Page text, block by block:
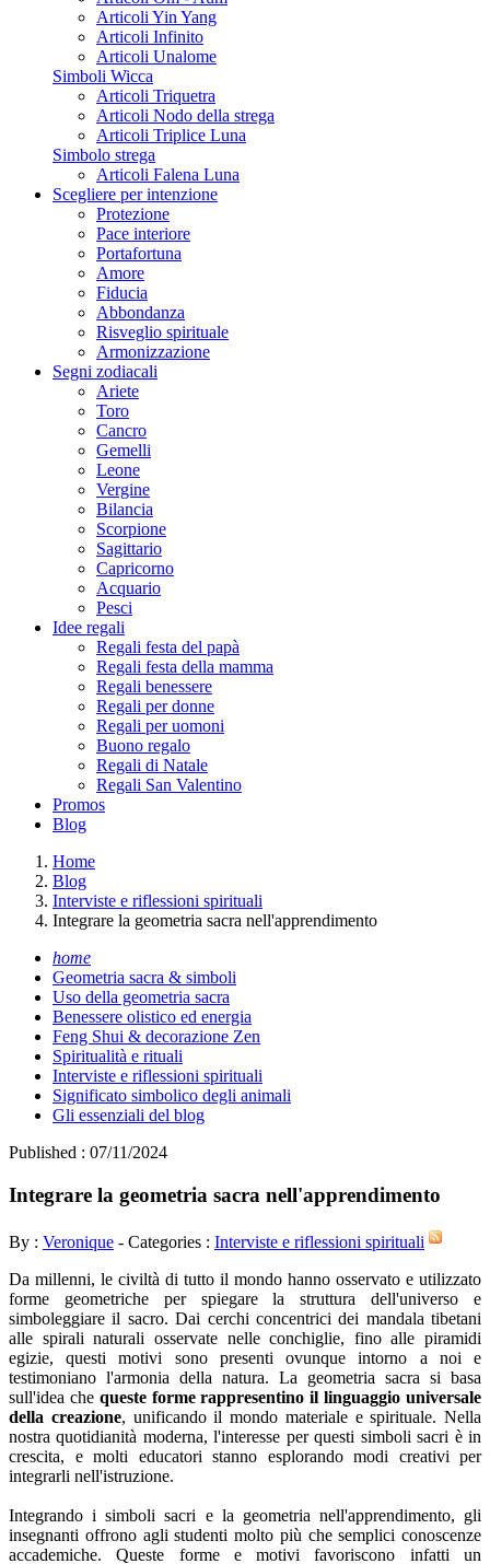
Articoli Yin Yang
Articoli Infinito
Articoli Unalome
Simboli Wicca
Articoli Triquetra
Articoli Nodo della strega
Articoli Triplice Luna
Simbolo strega
Articoli Falena Luna
Scegliere per intenzione
Protezione
Pace interiore
Portafortuna
Amore
Fiducia
Abbondanza
Risveglio spirituale
Armonizzazione
Segni zodiacali
Ariete
Toro
Cancro
Gemelli
Leone
Vergine
Bilancia
Scorpione
Sagittario
Capricorno
Acquario
Pesci
Idee regali
Regali festa del papà
Regali festa della mamma
Regali benessere
Regali per donne
Regali per uomoni
Buono regalo
Regali di Natale
Regali San Valentino
Promos
Blog
Home
Blog
Interviste e riflessioni spirituali
Integrare la geometria sacra nell'apprendimento
home
Geometria sacra & simboli
Uso della geometria sacra
Benessere olistico ed energia
Feng Shui & decorazione Zen
Spiritualità e rituali
Interviste e riflessioni spirituali
Significato simbolico degli animali
Gli essenziali del blog
Published : 07/11/2024
Integrare la geometria sacra nell'apprendimento
By : Veronique - Categories : Interviste e riflessioni spirituali
Da millenni, le civiltà di tutto il mondo hanno osservato e utilizzato
forme geometriche per spiegare la struttura dell'universo e
simboleggiare il sacro. Dai cerchi concentrici dei mandala tibetani
alle spirali naturali osservate nelle conchiglie, fino alle piramidi
egizie, questi motivi sono presenti ovunque intorno a noi e
testimoniano l'armonia della natura. La geometria sacra si basa
sull'idea che queste forme rappresentino il linguaggio universale
della creazione, unificando il mondo materiale e spirituale. Nella
nostra quotidianità moderna, l'interesse per questi simboli sacri è in
crescita, e molti educatori stanno esplorando modi creativi per
integrarli nell'istruzione.
Integrando i simboli sacri e la geometria nell'apprendimento, gli
insegnanti offrono agli studenti molto più che semplici conoscenze
accademiche. Queste forme e motivi favoriscono infatti un